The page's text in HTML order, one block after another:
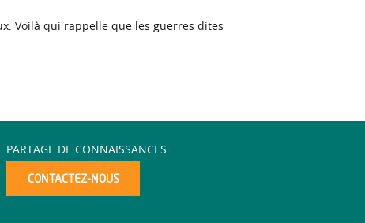
Voilà qui rappelle que les guerres dites
PARTAGE DE CONNAISSANCES
CONTACTEZ-NOUS